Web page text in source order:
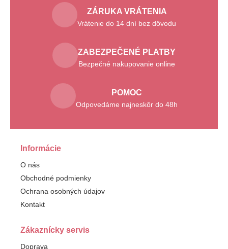
ZÁRUKA VRÁTENIA
Vrátenie do 14 dní bez dôvodu
ZABEZPEČENÉ PLATBY
Bezpečné nakupovanie online
POMOC
Odpovedáme najneskôr do 48h
Informácie
O nás
Obchodné podmienky
Ochrana osobných údajov
Kontakt
Zákaznícky servis
Doprava